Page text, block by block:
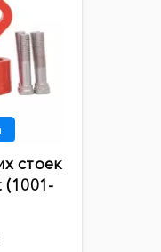
стоек